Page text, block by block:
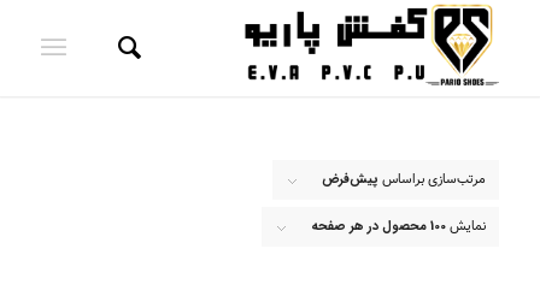
مرتب‌سازی براساس پیش‌فرض
نمایش100 محصول در هر صفحه